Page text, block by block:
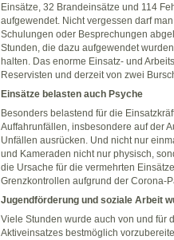
Einsätze, 32 Brandeinsätze und 114
aufgewendet. Nicht vergessen darf
Schulungen oder Besprechungen
Stunden, die dazu aufgewendet
halten. Das enorme Einsatz- und
Reservisten und derzeit von zwei
Einsätze belasten auch Psyche
Besonders belastend für die
Auffahrunfällen, insbesondere auf der
Unfällen ausrücken. Und nicht nur
und Kameraden nicht nur physisch,
die Ursache für die vermehrten
Grenzkontrollen aufgrund der Corona-
Jugendförderung und soziale Arbeit
Viele Stunden wurde auch von und für
Aktiveinsatzes bestmöglich